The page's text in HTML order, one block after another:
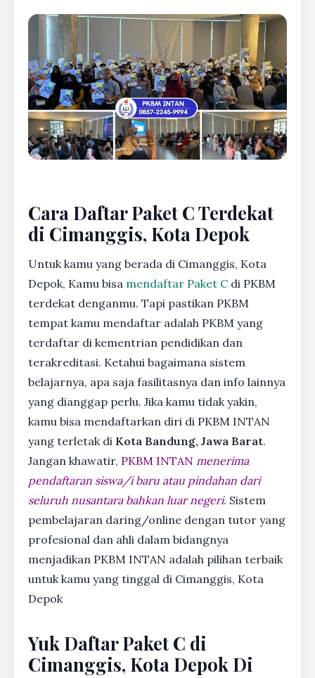
Cara Daftar Paket C Terdekat
di Cimanggis, Kota Depok
Untuk kamu yang berada di Cimanggis, Kota
Depok, Kamu bisa mendaftar Paket C di PKBM
terdekat denganmu. Tapi pastikan PKBM
tempat kamu mendaftar adalah PKBM yang
terdaftar di kementrian pendidikan dan
terakreditasi. Ketahui bagaimana sistem
belajarnya, apa saja fasilitasnya dan info lainnya
yang dianggap perlu. Jika kamu tidak yakin,
kamu bisa mendaftarkan diri di PKBM INTAN
yang terletak di Kota Bandung, Jawa Barat.
Jangan khawatir, PKBM INTAN menerima
pendaftaran siswa/i baru atau pindahan dari
seluruh nusantara bahkan luar negeri. Sistem
pembelajaran daring/online dengan tutor yang
profesional dan ahli dalam bidangnya
menjadikan PKBM INTAN adalah pilihan terbaik
untuk kamu yang tinggal di Cimanggis, Kota
Depok
Yuk Daftar Paket C di
Cimanggis, Kota Depok Di